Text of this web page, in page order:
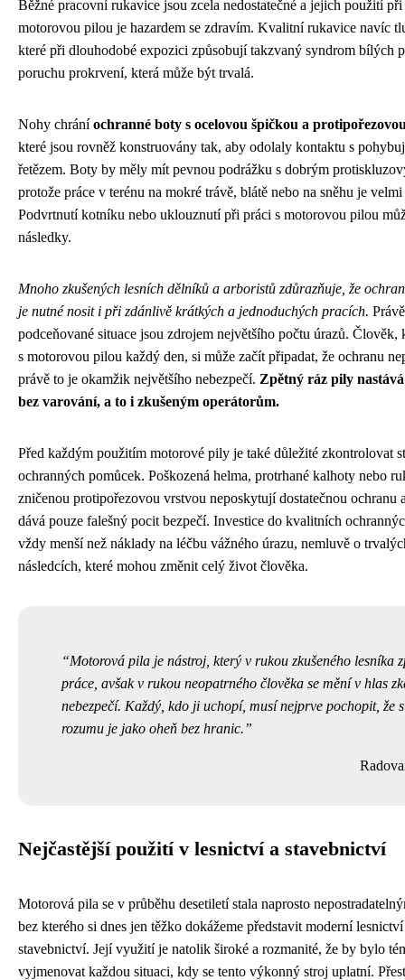
Běžné pracovní rukavice jsou zcela nedostatečné a jejich použití při
motorovou pilou je hazardem se zdravím. Kvalitní rukavice navíc
které při dlouhodobé expozici způsobují takzvaný syndrom bílých
poruchu prokrvení, která může být trvalá.
Nohy chráníochranné boty s ocelovou špičkou a
které jsou rovněž konstruovány tak, aby odolaly kontaktu s
řetězem. Boty by měly mít pevnou podrážku s dobrým
protože práce v terénu na mokré trávě, blátě nebo na sněhu je
Podvrtnutí kotníku nebo uklouznutí při práci s motorovou pilou
následky.
Mnoho zkušených lesních dělníků a arboristů zdůrazňuje, že
je nutné nosit i při zdánlivě krátkých a jednoduchých pracích.
podceňované situace jsou zdrojem největšího počtu úrazů. Člověk,
s motorovou pilou každý den, si může začít připadat, že ochranu
právě to je okamžik největšího nebezpečí. Zpětný ráz pily
bez varování, a to i zkušeným operátorům.
Před každým použitím motorové pily je také důležité zkontrolovat
ochranných pomůcek. Poškozená helma, protrhané kalhoty nebo
zničenou protipořezovou vrstvou neposkytují dostatečnou ochranu
dává pouze falešný pocit bezpečí. Investice do kvalitních
vždy menší než náklady na léčbu vážného úrazu, nemluvě o
následcích, které mohou změnit celý život člověka.
Motorová pila je nástroj, který v rukou zkušeného lesníka
práce, avšak v rukou neopatrného člověka se mění v hlas
nebezpečí. Každý, kdo ji uchopí, musí nejprve pochopit, že
rozumu je jako oheň bez hranic.
Nejčastější použití v lesnictví a stavebnictví
Motorová pila se v průběhu desetiletí stala naprosto
bez kterého si dnes jen těžko dokážeme představit moderní
stavebnictví. Její využití je natolik široké a rozmanité, že by bylo
vyjmenovat každou situaci, kdy se tento výkonný stroj uplatní.